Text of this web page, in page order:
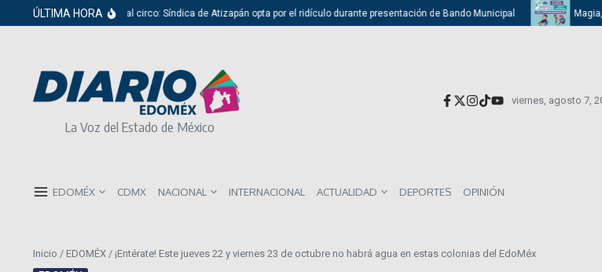
Saltar al contenido
ÚLTIMA HORA
Del cabildo al circo: Síndica de Atizapán opta por el ridículo durante presentación de Bando Municipal Magia,
La Voz del Estado de México
viernes, agosto 7,
EDOMÉX CDMX NACIONAL INTERNACIONAL ACTUALIDAD DEPORTES OPINIÓN
Inicio / EDOMÉX / ¡Entérate! Este jueves 22 y viernes 23 de octubre no habrá agua en estas colonias del EdoMéx